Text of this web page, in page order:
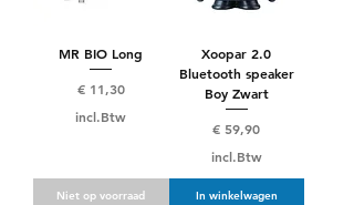
MR BIO Long
Prijs
€ 11,30
incl.Btw
Niet op voorraad
Xoopar 2.0
Bluetooth speaker
Boy Zwart
Prijs
€ 59,90
incl.Btw
In winkelwagen